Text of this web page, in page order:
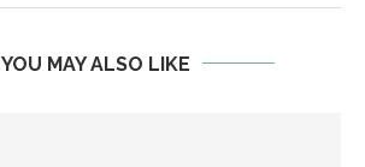
YOU MAY ALSO LIKE